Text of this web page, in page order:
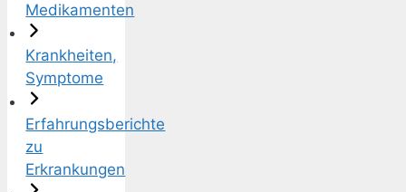
Medikamenten
Krankheiten,
Symptome
Erfahrungsberichte
zu
Erkrankungen